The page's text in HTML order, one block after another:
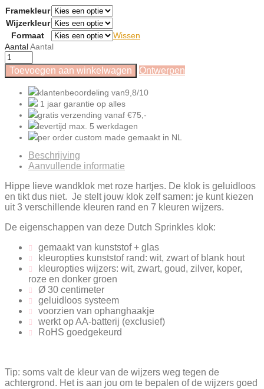
Framekleur
Wijzerkleur
Formaat
Wissen
AantalAantal
Toevoegen aan winkelwagen Ontwerpen
klantenbeoordeling van9,8/10
1 jaar garantie op alles
gratis verzending vanaf €75,-
levertijd max. 5 werkdagen
per order custom made gemaakt in NL
Beschrijving
Aanvullende informatie
Hippe lieve wandklok met roze hartjes. De klok is geluidloos
en tikt dus niet. Je stelt jouw klok zelf samen: je kunt kiezen
uit 3 verschillende kleuren rand en 7 kleuren wijzers.
De eigenschappen van deze Dutch Sprinkles klok:
gemaakt van kunststof + glas
kleuropties kunststof rand: wit, zwart of blank hout
kleuropties wijzers: wit, zwart, goud, zilver, koper,
roze en donker groen
Ø 30 centimeter
geluidloos systeem
voorzien van ophanghaakje
werkt op AA-batterij (exclusief)
RoHS goedgekeurd
Tip: soms valt de kleur van de wijzers weg tegen de
achtergrond. Het is aan jou om te bepalen of de wijzers goed